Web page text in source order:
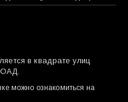
в квадрате улиц
можно ознакомиться на